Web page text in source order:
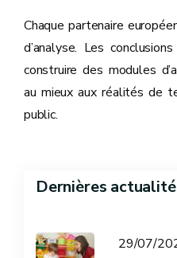
Chaque partenaire
d’analyse. Les
construire des modules
au mieux aux réalités de
public.
Dernières
29/07/